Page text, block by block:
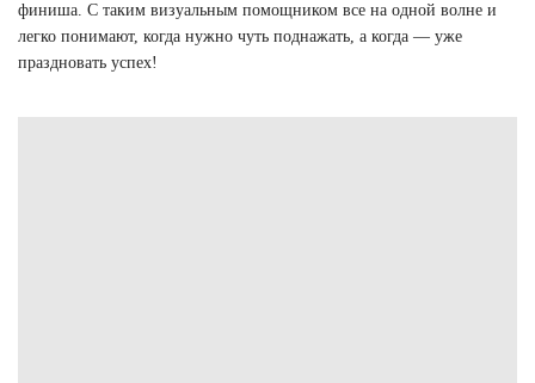
финиша. С таким визуальным помощником все на одной волне и
легко понимают, когда нужно чуть поднажать, а когда — уже
праздновать успех!